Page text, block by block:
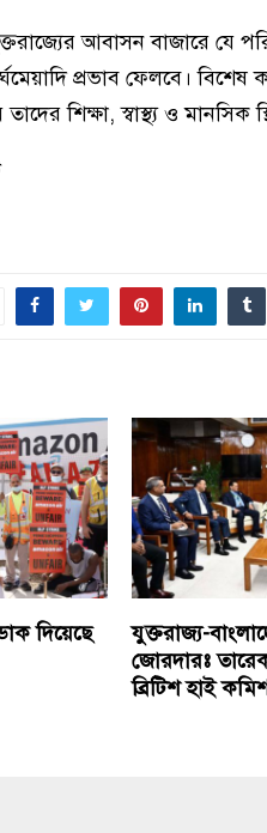
আবাসন বাজারে যে
প্রভাব ফেলবে। বিশেষ
তাদের শিক্ষা, স্বাস্থ্য ও
দিয়েছে
যুক্তরাজ্য-
জোরদারঃ
ব্রিটিশ হাই